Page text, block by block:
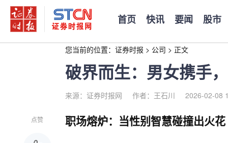
首页 快讯 要闻 股市
您当前的位置： 证券时报 > 公司 > 正文
破界而生：男女携手
来源：证券时报网 作者：王石川 2026-02-08
点赞 职场熔炉：当性别智慧碰撞出火花